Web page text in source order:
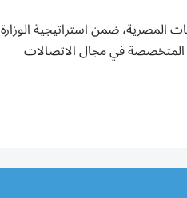
ضمن استراتيجية الوزارة
المتخصصة في مجال الاتصالات